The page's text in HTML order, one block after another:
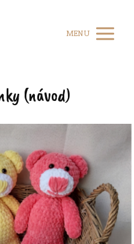
MENU
(návod)